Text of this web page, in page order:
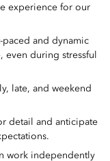
experience for our
paced and dynamic
during stressful
late, and weekend
detail and anticipate
work independently